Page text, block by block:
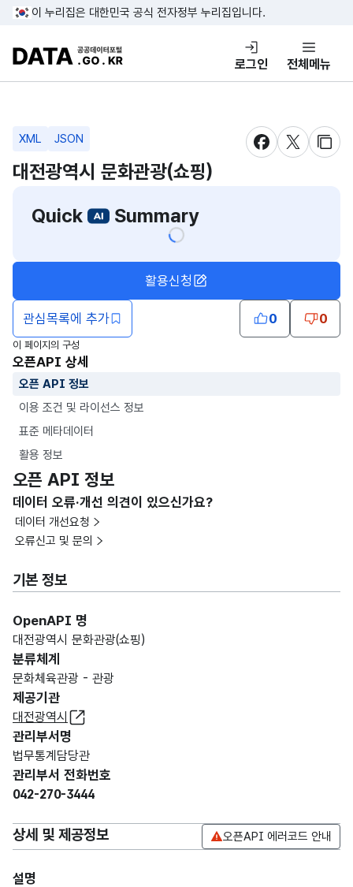
콘텐츠 바로가기
푸터 바로가기
이 누리집은 대한민국 공식 전자정부 누리집입니다.
DATA.GO.KR 공공데이터포털
로그인 전체메뉴
XML JSON
새창 열림새창 열림
새창
대전광역시 문화관광(쇼핑)
Quick
Summary
관심목록에 추가
활용신청
0 0
이 페이지의 구성
오픈API 상세
오픈 API 정보
이용 조건 및 라이선스 정보
표준 메타데이터
활용 정보
오픈 API 정보
데이터 오류·개선 의견이 있으신가요?
데이터 개선요청
오류신고 및 문의
기본 정보
OpenAPI 명
대전광역시 문화관광(쇼핑)
분류체계
문화체육관광 - 관광
제공기관
대전광역시
관리부서명
법무통계담당관
관리부서 전화번호
042-270-3444
상세 및 제공정보 오픈API 에러코드 안내
설명